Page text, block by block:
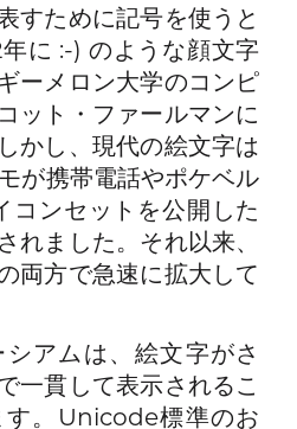
すために記号を使うと
に :-) のような顔文字
ーメロン大学のコンピ
ット・ファールマンに
かし、現代の絵文字は
が携帯電話やポケベル
コンセットを公開した
れました。それ以来、
両方で急速に拡大して
アムは、絵文字がさ
一貫して表示されるこ
す。Unicode標準のお